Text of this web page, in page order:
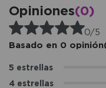
Opiniones(0)
0/5
Basado en 0
5 estrellas
4 estrellas